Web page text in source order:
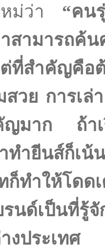
หม่ว่า “คน
าสามารถค้
ญคือต้อง
วย การเล่
ญมาก ถ้าเ
ทำยีนส์ก็เ
ก็ทำให้โด
นด์เป็นที่รู้
างประเท